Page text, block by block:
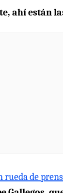
ahí están
rueda de